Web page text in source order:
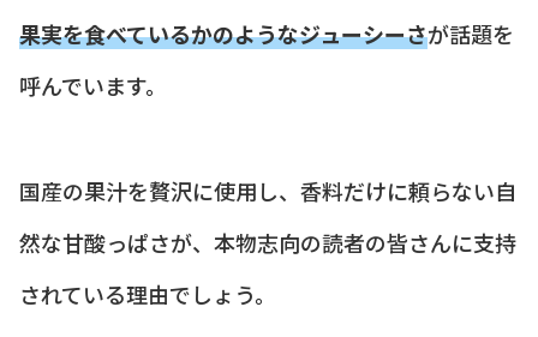
果実を食べているかのようなジューシーさが話題を
呼んでいます。
国産の果汁を贅沢に使用し、香料だけに頼らない自
然な甘酸っぱさが、本物志向の読者の皆さんに支持
されている理由でしょう。